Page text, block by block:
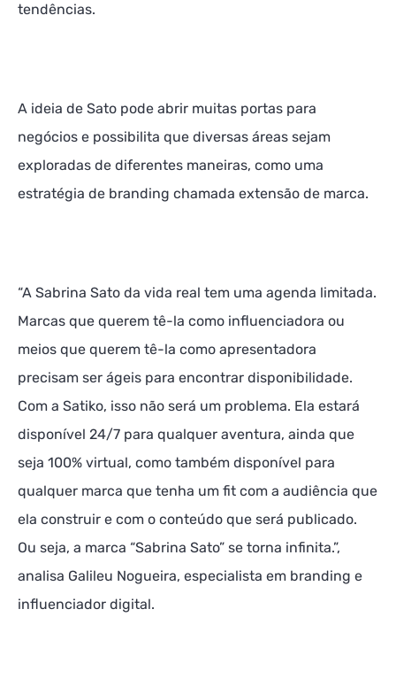
tendências.
A ideia de Sato pode abrir muitas portas para
negócios e possibilita que diversas áreas sejam
exploradas de diferentes maneiras, como uma
estratégia de branding chamada extensão de marca.
“A Sabrina Sato da vida real tem uma agenda limitada.
Marcas que querem tê-la como influenciadora ou
meios que querem tê-la como apresentadora
precisam ser ágeis para encontrar disponibilidade.
Com a Satiko, isso não será um problema. Ela estará
disponível 24/7 para qualquer aventura, ainda que
seja 100% virtual, como também disponível para
qualquer marca que tenha um fit com a audiência que
ela construir e com o conteúdo que será publicado.
Ou seja, a marca “Sabrina Sato” se torna infinita.”,
analisa Galileu Nogueira, especialista em branding e
influenciador digital.